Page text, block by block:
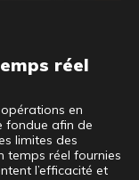
réel
en
fondue afin de
limites des
temps réel fournies
l’efficacité et